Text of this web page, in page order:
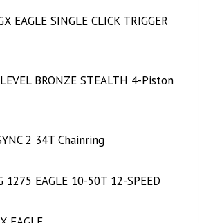
EAGLE SINGLE CLICK TRIGGER
BRONZE STEALTH 4-Piston
2 34T Chainring
1275 EAGLE 10-50T 12-SPEED